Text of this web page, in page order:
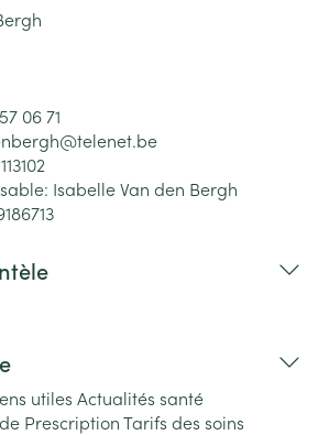
06 71
telenet.be
113102
Isabelle Van den Bergh
utiles Actualités santé
PrescriptionTarifs des soins